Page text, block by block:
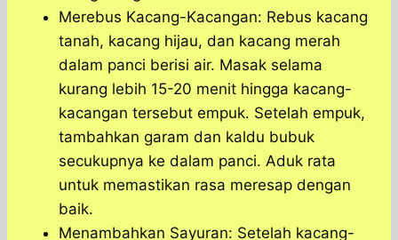
Merebus Kacang-Kacangan: Rebus kacang
tanah, kacang hijau, dan kacang merah
dalam panci berisi air. Masak selama
kurang lebih 15-20 menit hingga kacang-
kacangan tersebut empuk. Setelah empuk,
tambahkan garam dan kaldu bubuk
secukupnya ke dalam panci. Aduk rata
untuk memastikan rasa meresap dengan
baik.
Menambahkan Sayuran: Setelah kacang-